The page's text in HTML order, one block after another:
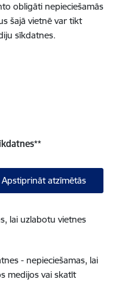
obligāti nepieciešamās
šajā vietnē var tikt
sīkdatnes.
**
Apstiprināt atzīmētās
lai uzlabotu vietnes
- nepieciešamas, lai
medijos vai skatīt